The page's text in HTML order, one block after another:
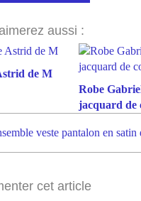
aussi :
de M
Robe
jacquard de
cet article